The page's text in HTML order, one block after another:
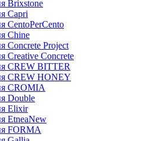
Brixstone
Capri
CentoPerCento
Chine
Concrete Project
Creative Concrete
CREW BITTER
CREW HONEY
CROMIA
Double
Elixir
EtneaNew
FORMA